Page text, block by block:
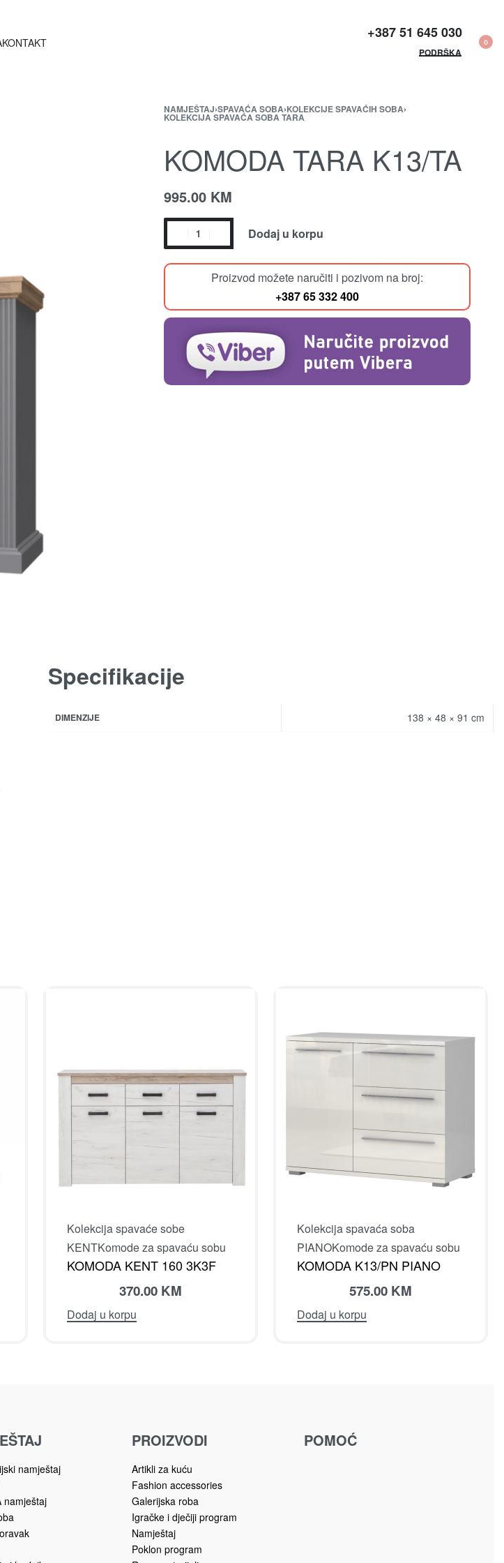
KONTAKT
+387 51 645 030​
PODRŠKA
0
NAMJEŠTAJ›SPAVAĆA SOBA›KOLEKCIJE SPAVAĆIH SOBA›
KOLEKCIJA SPAVAĆA SOBA TARA
KOMODA TARA K13/TA
995.00 KM
Dodaj u korpu
Proizvod možete naručiti i pozivom na broj:
+387 65 332 400
Specifikacije
DIMENZIJE 138 × 48 × 91 cm
Kolekcija spavaće sobe
KENTKomode za spavaću sobu
KOMODA KENT 160 3K3F
370.00 KM
Dodaj u korpu
Kolekcija spavaća soba
PIANOKomode za spavaću sobu
KOMODA K13/PN PIANO
575.00 KM
Dodaj u korpu
namještaj
namještaj
PROIZVODI
Artikli za kuću
Fashion accessories
Galerijska roba
Igračke i dječiji program
Namještaj
Poklon program
POMOĆ